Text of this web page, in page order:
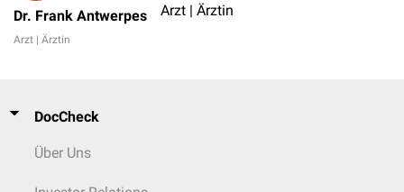
Dr. Frank Antwerpes
Arzt | Ärztin
Arzt | Ärztin
DocCheck
Über Uns